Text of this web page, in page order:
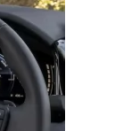
tehnologiile
V2G
și
V2L
să
salveze
România